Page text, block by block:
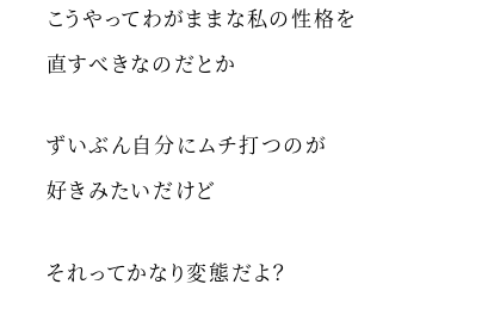
こうやってわがままな私の性格を
直すべきなのだとか
ずいぶん自分にムチ打つのが
好きみたいだけど
それってかなり変態だよ？